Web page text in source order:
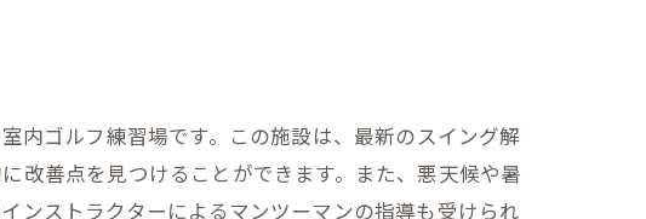
内ゴルフ練習場です。この施設は、最新のスイング解
改善点を見つけることができます。また、悪天候や暑
ンストラクターによるマンツーマンの指導も受けられ